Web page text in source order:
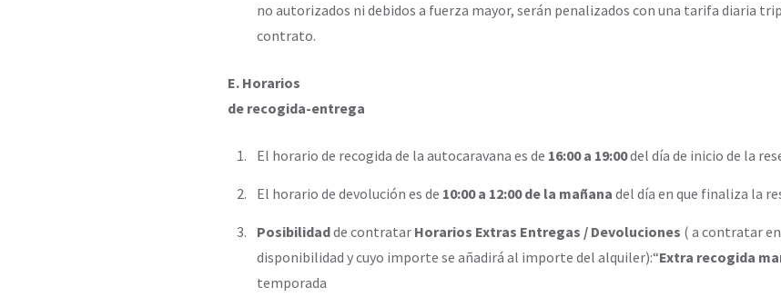
no autorizados ni debidos a fuerza mayor, serán penalizados con una tarifa diaria
contrato.
E. Horarios
de recogida-entrega
El horario de recogida de la autocaravana es de 16:00 a 19:00del día de inicio de la
El horario de devolución es de 10:00 a 12:00 de la mañana del día en que finaliza la
Posibilidadde contratar Horarios Extras Entregas / Devoluciones ( a contratar
disponibilidad y cuyo importe se añadirá al importe del alquiler):“Extra recogida
temporada